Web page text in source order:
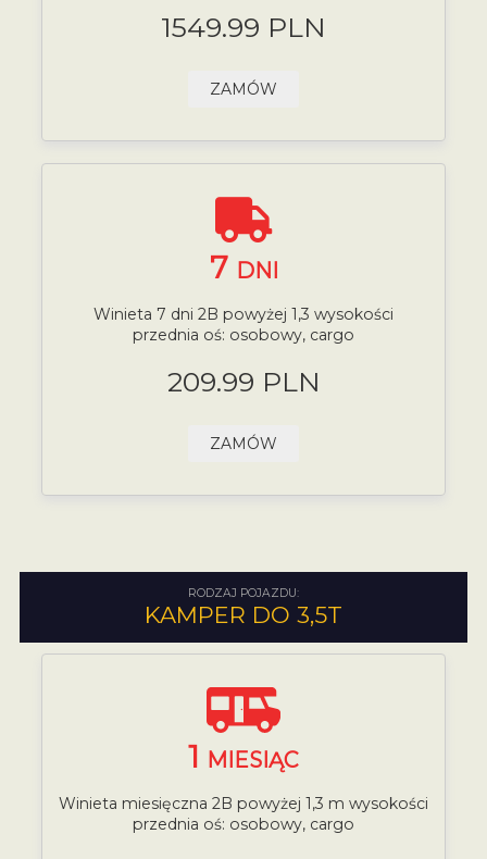
1549.99 PLN
ZAMÓW
7 DNI
Winieta 7 dni 2B powyżej 1,3 wysokości
przednia oś: osobowy, cargo
209.99 PLN
ZAMÓW
RODZAJ POJAZDU:
KAMPER DO 3,5T
1 MIESIĄC
Winieta miesięczna 2B powyżej 1,3 m wysokości
przednia oś: osobowy, cargo